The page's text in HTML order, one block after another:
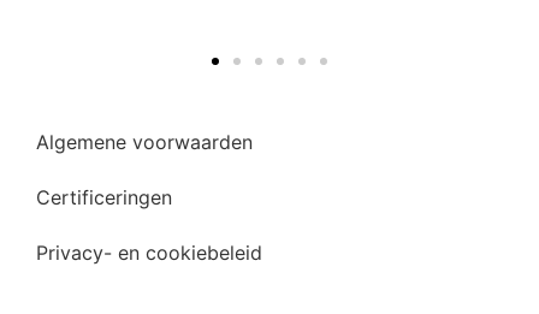
Algemene voorwaarden
Certificeringen
Privacy- en cookiebeleid